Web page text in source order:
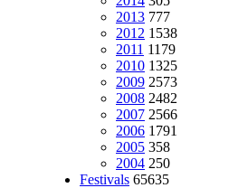
2013 777
2012 1538
2011 1179
2010 1325
2009 2573
2008 2482
2007 2566
2006 1791
2005 358
2004 250
Festivals 65635